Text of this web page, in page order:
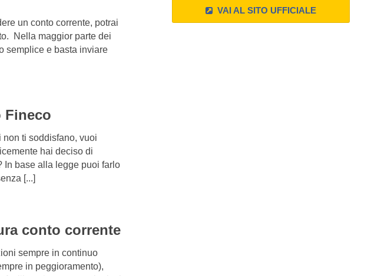
un conto corrente, potrai
Nella maggior parte dei
semplice e basta inviare
Fineco
non ti soddisfano, vuoi
hai deciso di
In base alla legge puoi farlo
[...]
conto corrente
sempre in continuo
in peggioramento),
VAI AL SITO UFFICIALE